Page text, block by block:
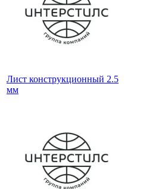
Лист конструкционный 2.5
мм